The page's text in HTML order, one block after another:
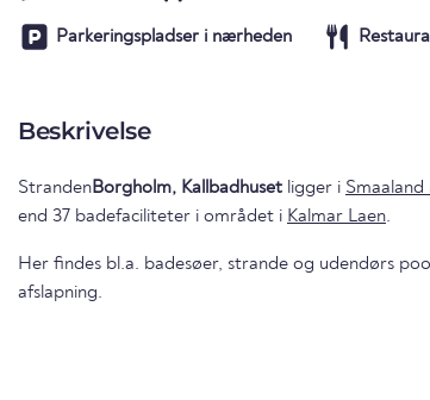
Parkeringspladser i nærheden
Beskrivelse
StrandenBorgholm, Kallbadhuset ligger i
end 37 badefaciliteter i området i Kalmar Laen.
Her findes bl.a. badesøer, strande og udendørs
afslapning.